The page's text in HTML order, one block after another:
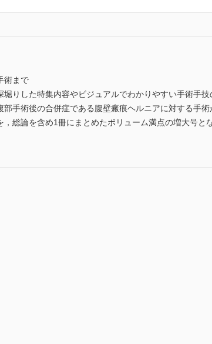
術まで
りした特集内容やビジュアルでわかりやすい手術手技
手術後の合併症である腹壁瘢痕ヘルニアに対する手術
総論を含め1冊にまとめたボリューム満点の増大号と